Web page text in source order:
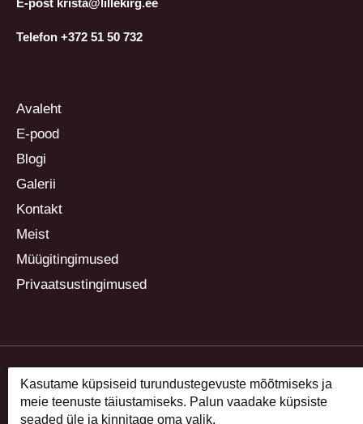
Telefon +372 51 50 732
Avaleht
E-pood
Blogi
Galerii
Kontakt
Meist
Müügitingimused
Privaatsustingimused
Kasutame küpsiseid turundustegevuste mõõtmiseks ja
meie teenuste täiustamiseks. Palun vaadake küpsiste
seaded üle ja kinnitage oma valik.